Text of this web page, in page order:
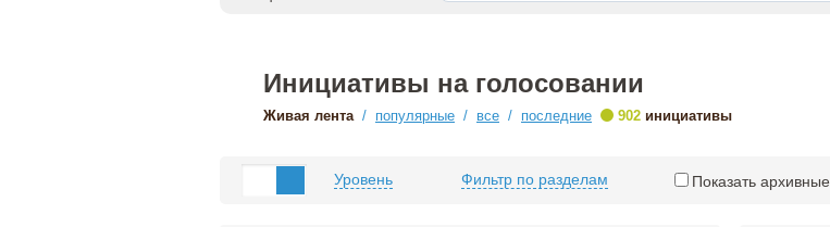
Инициативы на голосовании
Живая лента / популярные / все / последние •
902 инициативы
Уровень Фильтр по разделам Показать архивные